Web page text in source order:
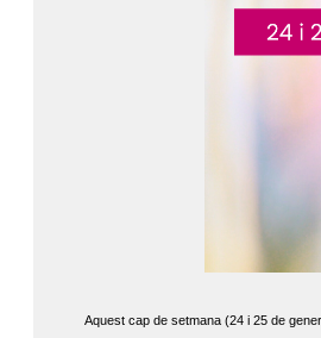
Aquest cap de setmana (24 i 25 de